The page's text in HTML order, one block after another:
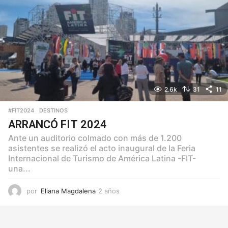
2.6k 31 11
#FIT2024 ,DESTINOS
ARRANCÓ FIT 2024
Ante un auditorio colmado con más de 1.200
asistentes se realizó el acto inaugural de la Feria
Internacional de Turismo de América Latina -FIT-
una...
por Eliana Magdalena 2 años